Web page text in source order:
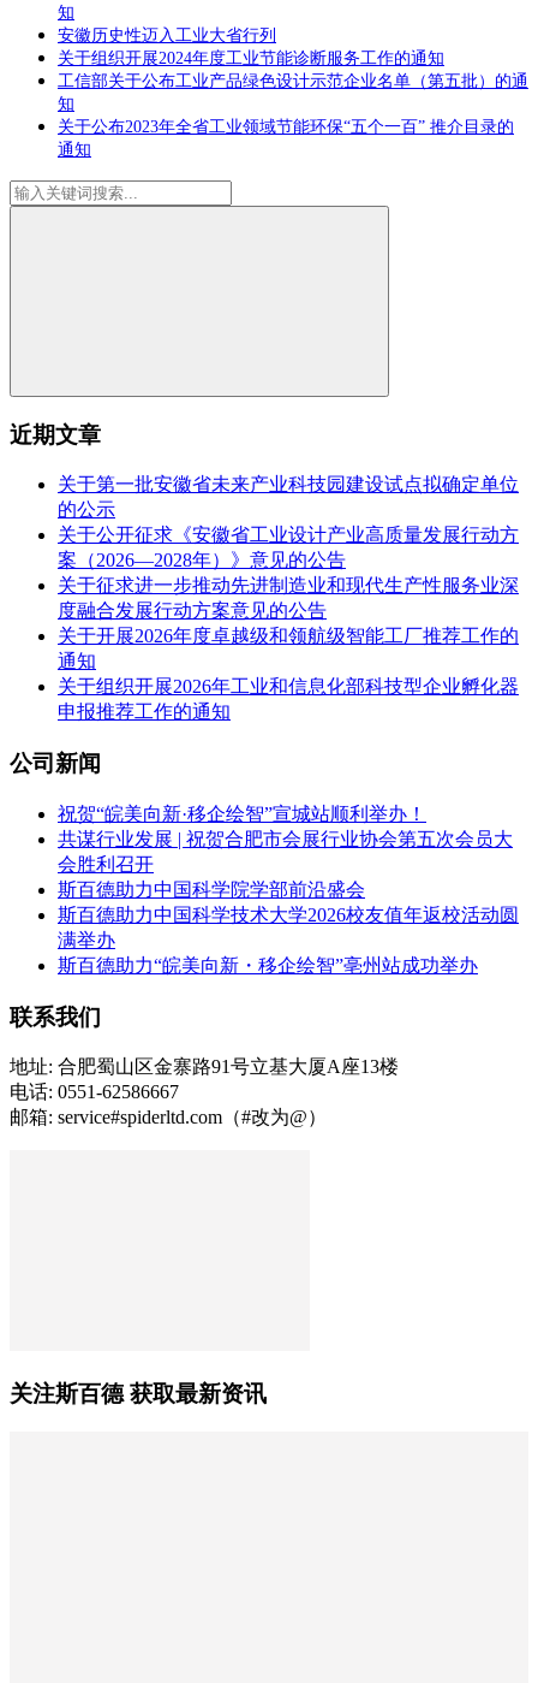
知
安徽历史性迈入工业大省行列
关于组织开展2024年度工业节能诊断服务工作的通知
工信部关于公布工业产品绿色设计示范企业名单（第五批）的通
知
关于公布2023年全省工业领域节能环保“五个一百” 推介目录的
通知
近期文章
关于第一批安徽省未来产业科技园建设试点拟确定单位
的公示
关于公开征求《安徽省工业设计产业高质量发展行动方
案（2026—2028年）》意见的公告
关于征求进一步推动先进制造业和现代生产性服务业深
度融合发展行动方案意见的公告
关于开展2026年度卓越级和领航级智能工厂推荐工作的
通知
关于组织开展2026年工业和信息化部科技型企业孵化器
申报推荐工作的通知
公司新闻
祝贺“皖美向新·移企绘智”宣城站顺利举办！
共谋行业发展 | 祝贺合肥市会展行业协会第五次会员大
会胜利召开
斯百德助力中国科学院学部前沿盛会
斯百德助力中国科学技术大学2026校友值年返校活动圆
满举办
斯百德助力“皖美向新・移企绘智”亳州站成功举办
联系我们
地址: 合肥蜀山区金寨路91号立基大厦A座13楼
电话: 0551-62586667
邮箱: service#spiderltd.com（#改为@）
关注斯百德 获取最新资讯